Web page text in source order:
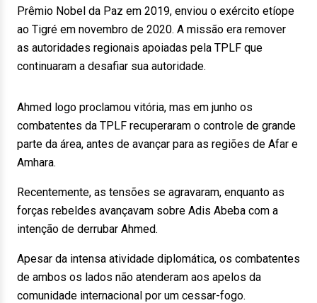
Prêmio Nobel da Paz em 2019, enviou o exército etíope
ao Tigré em novembro de 2020. A missão era remover
as autoridades regionais apoiadas pela TPLF que
continuaram a desafiar sua autoridade.
Ahmed logo proclamou vitória, mas em junho os
combatentes da TPLF recuperaram o controle de grande
parte da área, antes de avançar para as regiões de Afar e
Amhara.
Recentemente, as tensões se agravaram, enquanto as
forças rebeldes avançavam sobre Adis Abeba com a
intenção de derrubar Ahmed.
Apesar da intensa atividade diplomática, os combatentes
de ambos os lados não atenderam aos apelos da
comunidade internacional por um cessar-fogo.